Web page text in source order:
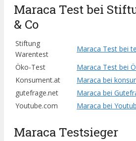
Maraca Test bei
& Co
Stiftung
Warentest
Maraca Test bei
Öko-Test
Maraca Test bei
Konsument.at
Maraca bei
gutefrage.net
Maraca bei
Youtube.com
Maraca bei
Maraca Testsieger